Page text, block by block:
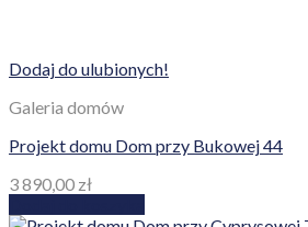
Dodaj do ulubionych!
Galeria domów
Projekt domu Dom przy Bukowej 44
3 890,00 zł